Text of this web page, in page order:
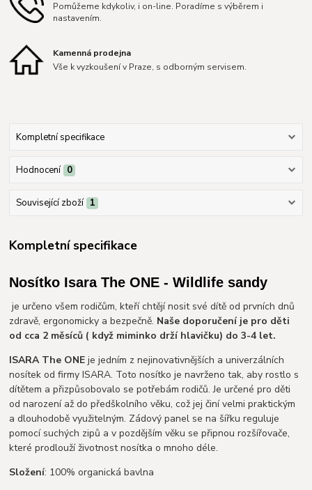
Pomůžeme kdykoliv, i on-line. Poradíme s výběrem i
nastavením.
Kamenná prodejna
Vše k vyzkoušení v Praze, s odborným servisem.
Kompletní specifikace
Hodnocení 0
Související zboží 1
Kompletní specifikace
Nosítko Isara The ONE - Wildlife sandy
je určeno všem rodičům, kteří chtějí nosit své dítě od prvních dnů
zdravě, ergonomicky a bezpečně. Naše doporučení je pro děti
od cca 2 měsíců ( když miminko drží hlavičku) do 3-4 let.
ISARA The ONEje jedním z nejinovativnějších a univerzálních
nosítek od firmy ISARA. Toto nosítko je navrženo tak, aby rostlo s
dítětem a přizpůsobovalo se potřebám rodičů. Je určené pro děti
od narození až do předškolního věku, což jej činí velmi praktickým
a dlouhodobě využitelným. Zádový panel se na šířku reguluje
pomocí suchých zipů a v pozdějším věku se připnou rozšířovače,
které prodlouží životnost nosítka o mnoho déle.
Složení: 100% organická bavlna